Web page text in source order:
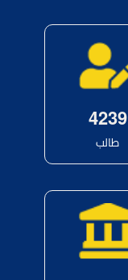
9
3
2
4
طالب